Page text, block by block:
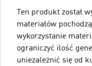
Ten produkt został
materiałów
wykorzystanie
ograniczyć ilość
uniezależnić się od